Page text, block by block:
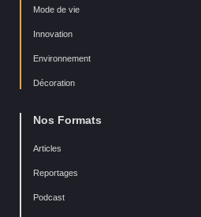
Mode de vie
Innovation
Environnement
Décoration
Nos Formats
Articles
Reportages
Podcast